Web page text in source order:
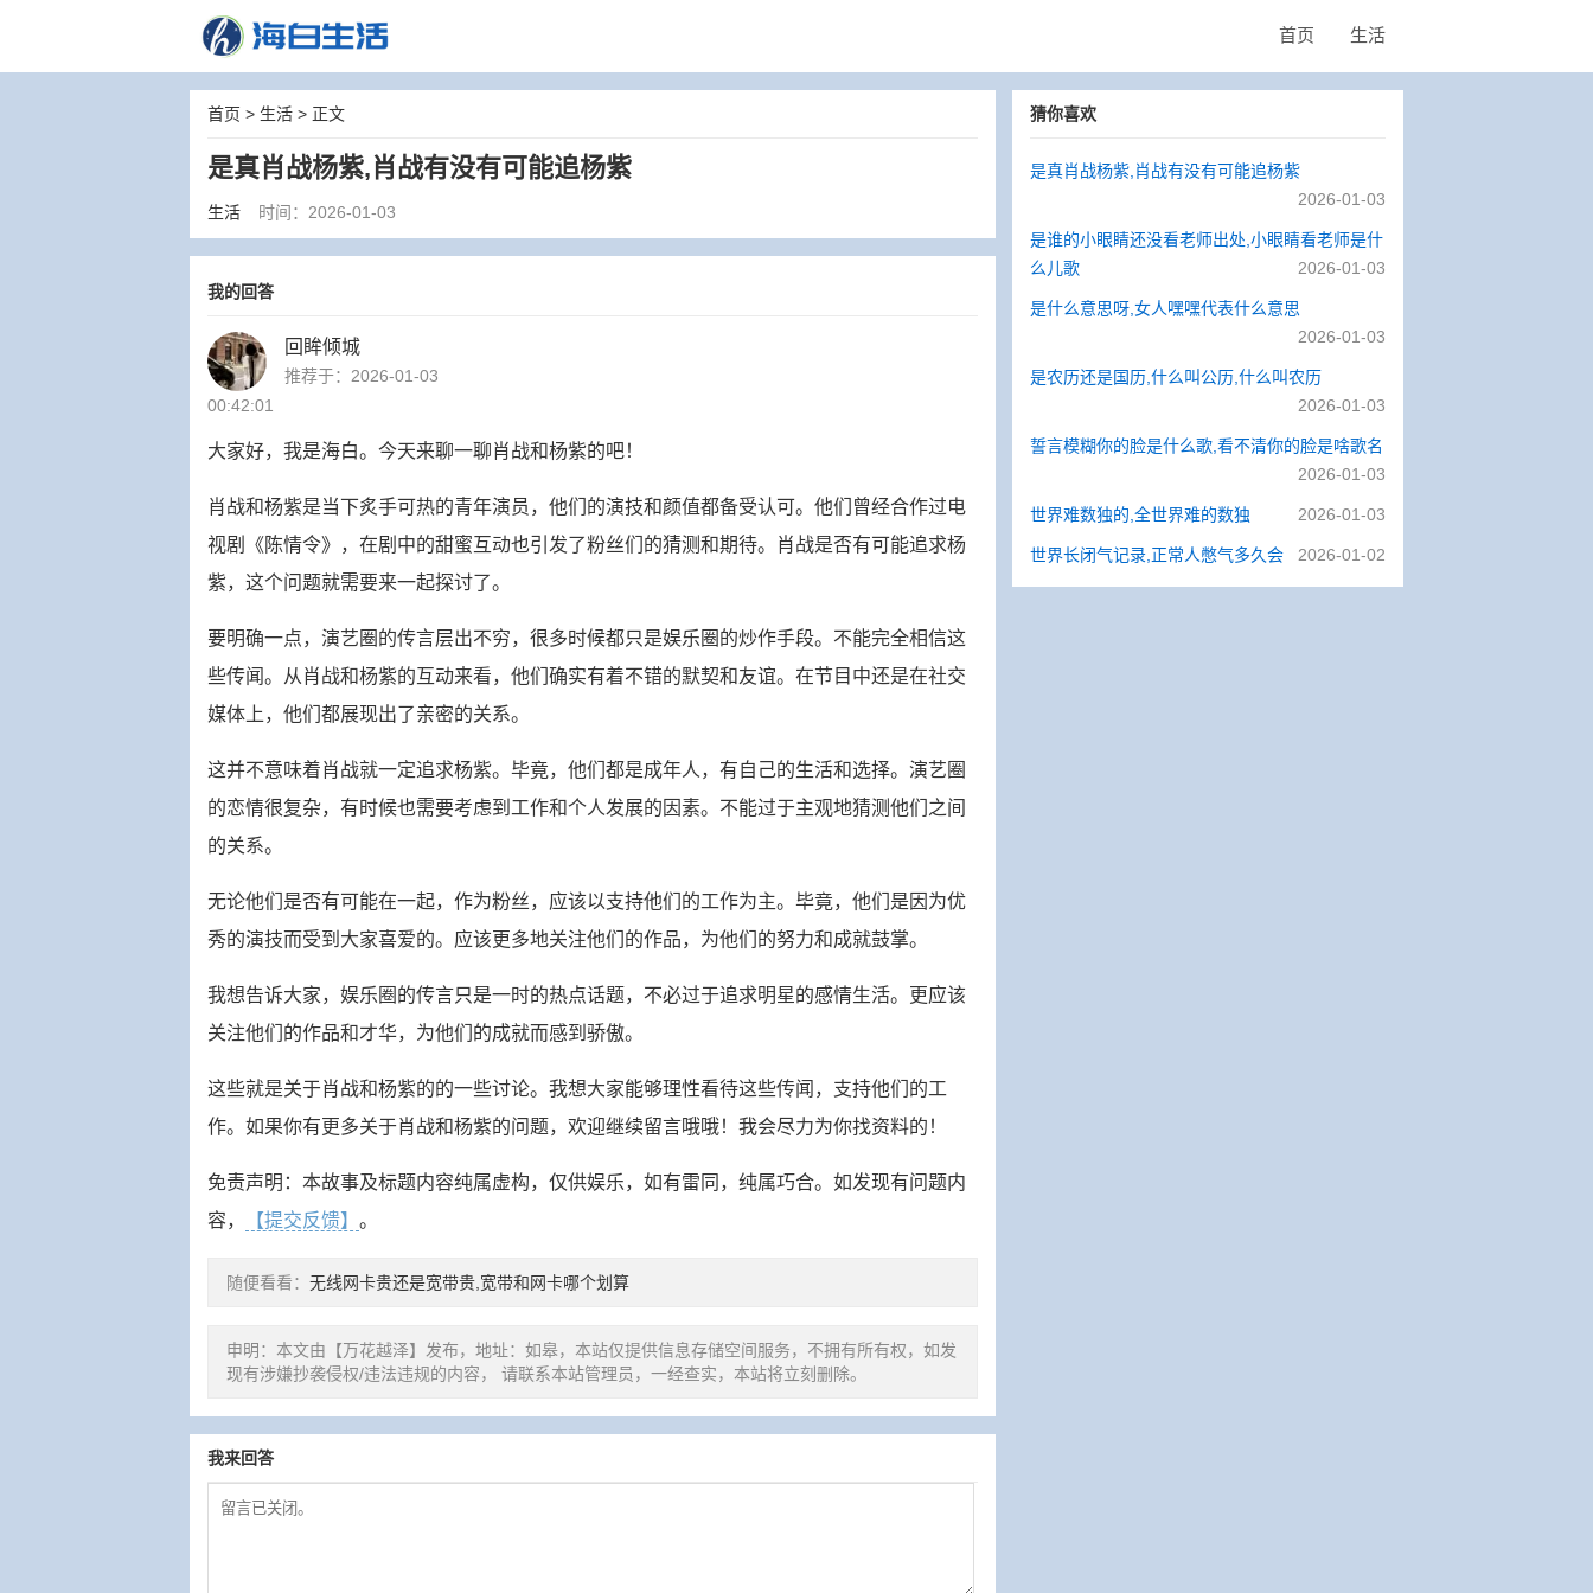
首页 生活
首页 > 生活 > 正文
是真肖战杨紫,肖战有没有可能追杨紫
生活 时间：2026-01-03
我的回答
回眸倾城
推荐于：2026-01-03
00:42:01
大家好，我是海白。今天来聊一聊肖战和杨紫的吧！
肖战和杨紫是当下炙手可热的青年演员，他们的演技和颜值都备受认可。他们曾经合作过电
视剧《陈情令》，在剧中的甜蜜互动也引发了粉丝们的猜测和期待。肖战是否有可能追求杨
紫，这个问题就需要来一起探讨了。
要明确一点，演艺圈的传言层出不穷，很多时候都只是娱乐圈的炒作手段。不能完全相信这
些传闻。从肖战和杨紫的互动来看，他们确实有着不错的默契和友谊。在节目中还是在社交
媒体上，他们都展现出了亲密的关系。
这并不意味着肖战就一定追求杨紫。毕竟，他们都是成年人，有自己的生活和选择。演艺圈
的恋情很复杂，有时候也需要考虑到工作和个人发展的因素。不能过于主观地猜测他们之间
的关系。
无论他们是否有可能在一起，作为粉丝，应该以支持他们的工作为主。毕竟，他们是因为优
秀的演技而受到大家喜爱的。应该更多地关注他们的作品，为他们的努力和成就鼓掌。
我想告诉大家，娱乐圈的传言只是一时的热点话题，不必过于追求明星的感情生活。更应该
关注他们的作品和才华，为他们的成就而感到骄傲。
这些就是关于肖战和杨紫的的一些讨论。我想大家能够理性看待这些传闻，支持他们的工
作。如果你有更多关于肖战和杨紫的问题，欢迎继续留言哦哦！我会尽力为你找资料的！
免责声明：本故事及标题内容纯属虚构，仅供娱乐，如有雷同，纯属巧合。如发现有问题内
容，
【提交反馈】 。
随便看看： 无线网卡贵还是宽带贵,宽带和网卡哪个划算
申明：本文由【万花越泽】发布，地址：如皋，本站仅提供信息存储空间服务，不拥有所有权，如发
现有涉嫌抄袭侵权/违法违规的内容， 请联系本站管理员，一经查实，本站将立刻删除。
我来回答
猜你喜欢
是真肖战杨紫,肖战有没有可能追杨紫
2026-01-03
是谁的小眼睛还没看老师出处,小眼睛看老师是什
么儿歌
2026-01-03
是什么意思呀,女人嘿嘿代表什么意思
2026-01-03
是农历还是国历,什么叫公历,什么叫农历
2026-01-03
誓言模糊你的脸是什么歌,看不清你的脸是啥歌名
2026-01-03
世界难数独的,全世界难的数独 2026-01-03
世界长闭气记录,正常人憋气多久会 2026-01-02